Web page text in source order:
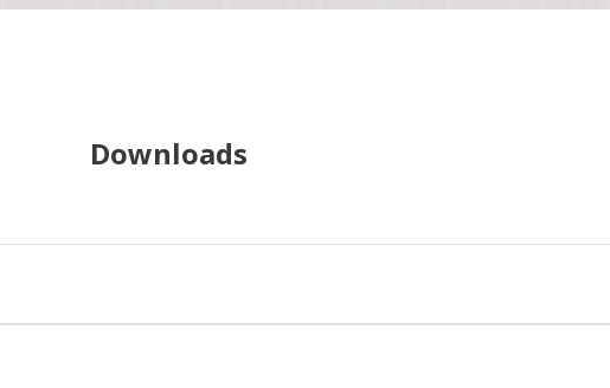
Downloads